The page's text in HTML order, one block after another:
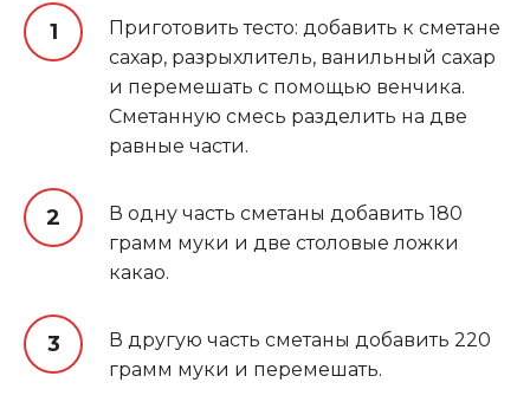
Приготовить тесто: добавить к сметане
сахар, разрыхлитель, ванильный сахар
и перемешать с помощью венчика.
Сметанную смесь разделить на две
равные части.
В одну часть сметаны добавить 180
грамм муки и две столовые ложки
какао.
В другую часть сметаны добавить 220
грамм муки и перемешать.